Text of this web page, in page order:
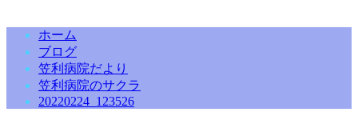
ホーム
ブログ
笠利病院だより
笠利病院のサクラ
20220224_123526